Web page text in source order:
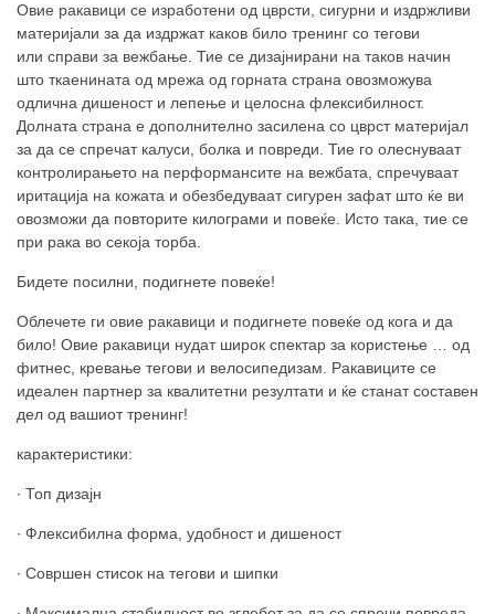
Овие ракавици се изработени од цврсти, сигурни и издржливи
материјали за да издржат каков било тренинг со тегови
или справи за вежбање . Тие се дизајнирани на таков начин
што ткаенината од мрежа од горната страна овозможува
одлична дишеност и лепење и целосна флексибилност.
Долната страна е дополнително засилена со цврст материјал
за да се спречат калуси, болка и повреди. Тие го олеснуваат
контролирањето на перформансите на вежбата, спречуваат
иритација на кожата и обезбедуваат сигурен зафат што ќе ви
овозможи да повторите килограми и повеќе. Исто така, тие се
при рака во секоја торба.
Бидете посилни, подигнете повеќе!
Облечете ги овие ракавици и подигнете повеќе од кога и да
било! Овие ракавици нудат широк спектар за користење … од
фитнес, кревање тегови и велосипедизам. Ракавиците се
идеален партнер за квалитетни резултати и ќе станат составен
дел од вашиот тренинг!
карактеристики:
∙ Топ дизајн
∙ Флексибилна форма, удобност и дишеност
∙ Совршен стисок на тегови и шипки